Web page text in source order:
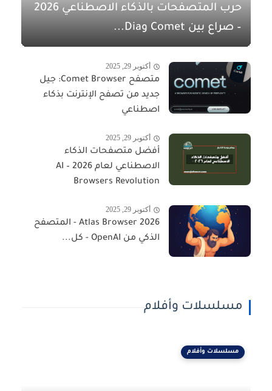
حرب المتصفحات بالذكاء الاصطناعي 2026
– صراع بين Comet وDia...
أكتوبر 29, 2025
متصفح Comet Browser: جيل
جديد من تصفح الإنترنت بذكاء
اصطناعي
أكتوبر 29, 2025
أفضل متصفحات الذكاء
الاصطناعي لعام 2026 – AI
Browsers Revolution
أكتوبر 29, 2025
Atlas Browser 2026 - المتصفح
الذكي من OpenAI - كل...
مسلسلات وأفلام
مسلسلات وأفلام